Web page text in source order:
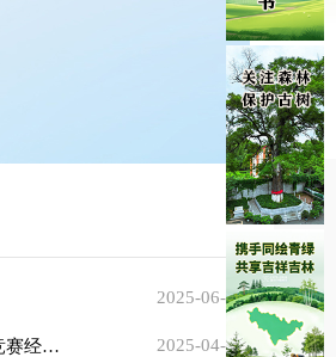
2025-06-23
凝心聚力育桃李 表彰先进谱华章——学院2024—2025年度第一学期学生评比表彰大会暨技能竞赛经验交流会 2025-04-30